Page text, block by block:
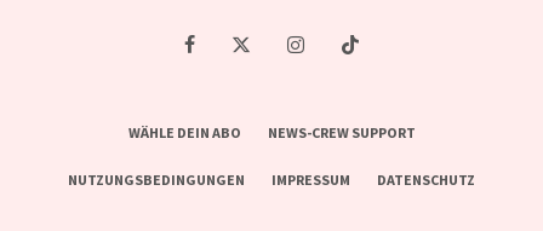
WÄHLE DEIN ABO NEWS-CREW SUPPORT
NUTZUNGSBEDINGUNGEN IMPRESSUM DATENSCHUTZ